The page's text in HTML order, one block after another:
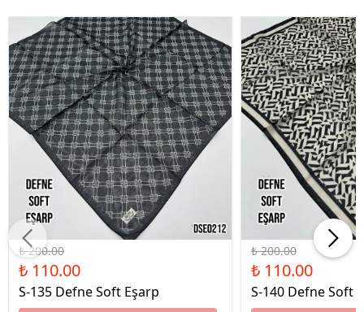
%45 İndirim
₺ 200.00
₺ 110.00
S-135 Defne Soft Eşarp
%45 İndirim
₺ 200.00
₺ 110.00
S-140 Defne Soft